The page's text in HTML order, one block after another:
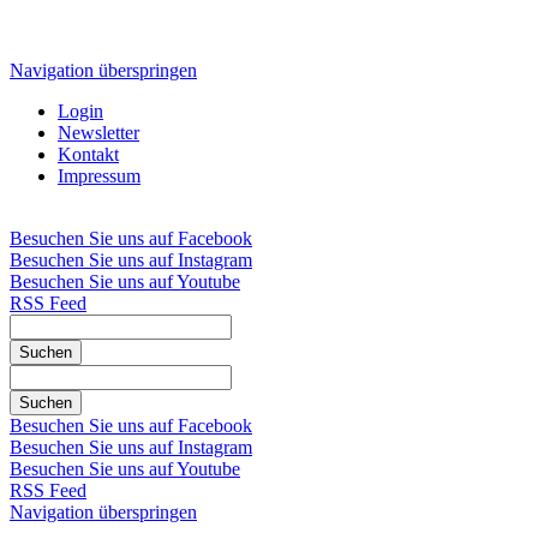
Navigation überspringen
Login
Newsletter
Kontakt
Impressum
Besuchen Sie uns auf Facebook
Besuchen Sie uns auf Instagram
Besuchen Sie uns auf Youtube
RSS Feed
Suchen
Suchen
Besuchen Sie uns auf Facebook
Besuchen Sie uns auf Instagram
Besuchen Sie uns auf Youtube
RSS Feed
Navigation überspringen